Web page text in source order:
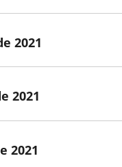
2021
2021
2021